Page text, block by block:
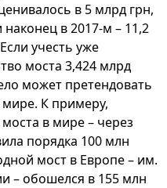
в 5 млрд грн,
в 2017-м – 11,2
учесть уже
моста 3,424 млрд
может претендовать
мире. К примеру,
в мире – через
порядка 100 млн
мост в Европе – им.
– обошелся в 155 млн